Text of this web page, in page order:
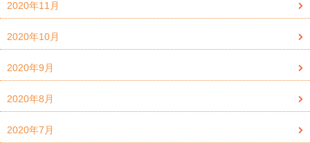
2020年11月
2020年10月
2020年9月
2020年8月
2020年7月